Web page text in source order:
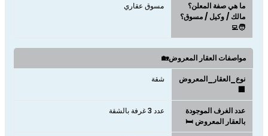
ما هي صفة المعلن؟
مالك / وكيل / مسوق؟
🧑‍💻
مسوق عقاري
مواصفات العقار المعروض🏡
نوع_العقار_المعروض
🏢
شقة
عدد الغرف الموجودة
بالعقار المعروض 🛏️
عدد 3 غرفة بالشقة